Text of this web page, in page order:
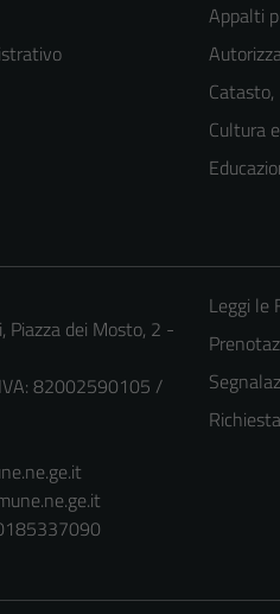
Appalti
Cultura
Piazza dei Mosto, 2 -
82002590105 /
Leggi le